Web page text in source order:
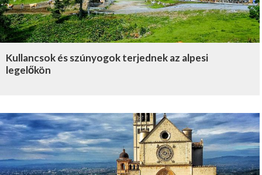
Kullancsok és szúnyogok terjednek az alpesi
legelőkön